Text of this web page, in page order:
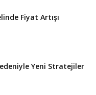
Fiyat Artışı
Yeni Stratejiler